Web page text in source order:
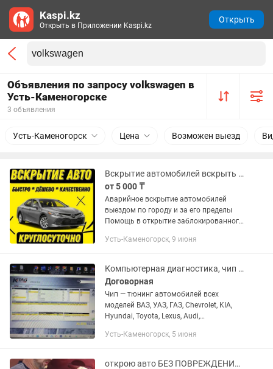
Объявления по запросу volkswagen в
Усть-Каменогорске
3 объявления
Усть-Каменогорск Цена Возможен выезд
Вскрытие автомобилей вскрыть авто машину открыть дверь бак копот багажник
от 5 000 ₸
Аварийное вскрытие автомобилей
выездом по городу и за его пределы
Помощь в открытие заблокированного
аккумулятор, забыли ключи в салоне,
Усть-Каменогорск, 9 июня
Компьютерная диагностика, чип тюнинг
Договорная
Чип — тюнинг автомобилей всех
моделей ВАЗ, УАЗ, ГАЗ, Chevrolet, KIA,
Hyundai, Toyota, Lexus, Audi,
Какие изменения происходят с
Усть-Каменогорск, 5 июня
открою авто БЕЗ ПОВРЕЖДЕНИЙ Көлікті зақымдамай кәсіби аш
Kaspi.kz
Открыть в Приложении Kaspi.kz
Открыть